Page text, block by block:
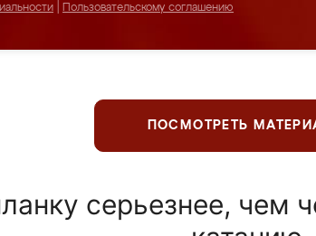
Пользовательскому соглашению
ПОСМОТРЕТЬ
серьезнее, чем